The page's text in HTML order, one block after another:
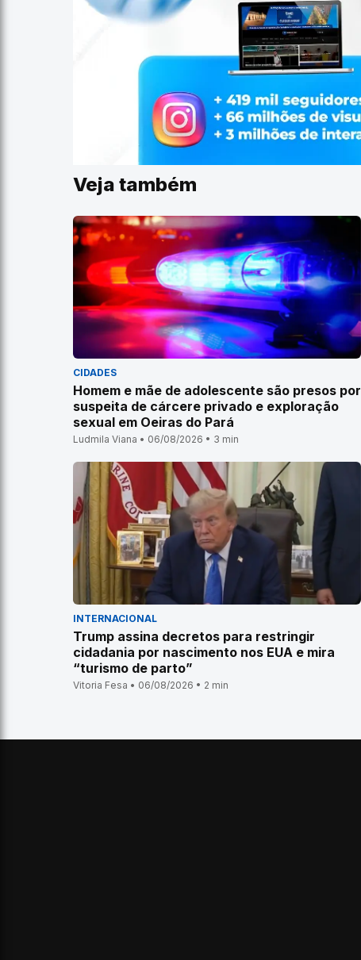
Veja também
CIDADES
Homem e mãe de adolescente são presos por
suspeita de cárcere privado e exploração
sexual em Oeiras do Pará
Ludmila Viana • 06/08/2026 • 3 min
INTERNACIONAL
Trump assina decretos para restringir
cidadania por nascimento nos EUA e mira
“turismo de parto”
Vitoria Fesa • 06/08/2026 • 2 min